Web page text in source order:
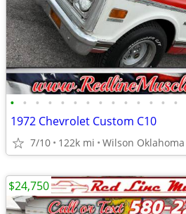
• • • • • • • • • • • • • •
1972 Chevrolet Custom C10
7/10 122k mi Wilson Oklahoma
$24,750